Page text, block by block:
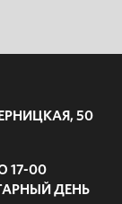
50
17-00
ДЕНЬ